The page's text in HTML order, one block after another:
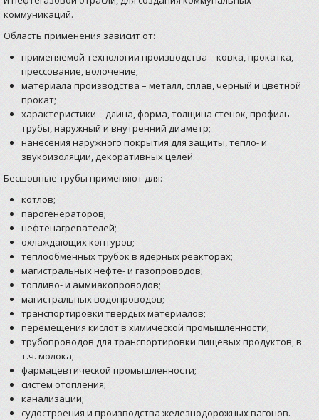
коммуникаций.
Область применения зависит от:
применяемой технологии производства – ковка, прокатка,
прессование, волочение;
материала производства – металл, сплав, черный и цветной
прокат;
характеристики – длина, форма, толщина стенок, профиль
трубы, наружный и внутренний диаметр;
нанесения наружного покрытия для защиты, тепло- и
звукоизоляции, декоративных целей.
Бесшовные трубы применяют для:
котлов;
парогенераторов;
нефтенагревателей;
охлаждающих контуров;
теплообменных трубок в ядерных реакторах;
магистральных нефте- и газопроводов;
топливо- и аммиакопроводов;
магистральных водопроводов;
транспортировки твердых материалов;
перемещения кислот в химической промышленности;
трубопроводов для транспортировки пищевых продуктов, в
т.ч. молока;
фармацевтической промышленности;
систем отопления;
канализации;
судостроения и производства железнодорожных вагонов.